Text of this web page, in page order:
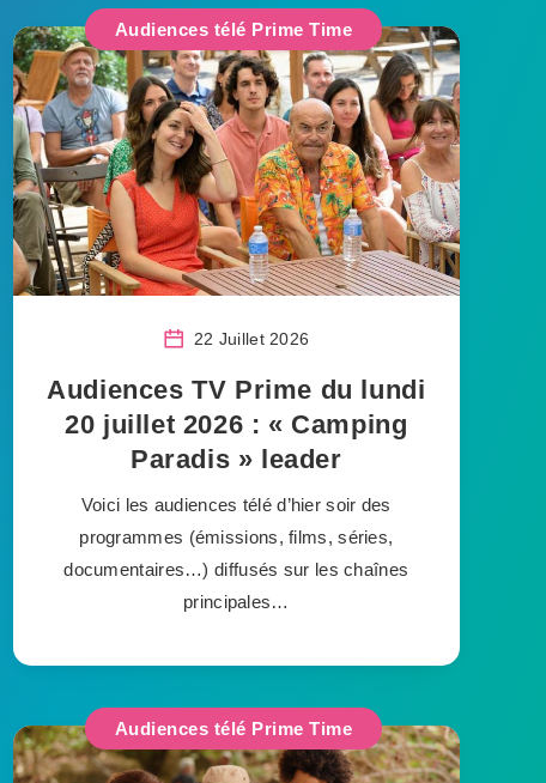
Audiences télé Prime Time
22 Juillet 2026
Audiences TV Prime du lundi
20 juillet 2026 : « Camping
Paradis » leader
Voici les audiences télé d’hier soir des
programmes (émissions, films, séries,
documentaires…) diffusés sur les chaînes
principales…
Audiences télé Prime Time